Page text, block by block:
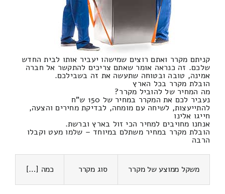
קניתם מקרר ואתם רוצים שמישהו יעביר אותו לבית החדש
שלכם. זה כנראה אומר שאתם צריכים להתקשר אל חברה
אמינה, טובה ובטוחה שתעשה את זה בשבילכם.
הובלת מקרר בכל הארץ
מה המחיר של להוביל מקרר?
נעביר לכם את המקרר במחיר של 150 ש"ח
להתייעצות, לשיחה עם מומחה, לבדיקת מחירים והצעה,
חייגו אלינו
אנחנו מחויבים למחיר הכי זול בארץ וברשת.
הובלת מקרר במחיר משתלם במיוחד – שלמו מעט וקבלו
הרבה
משקל ממוצע של מקרר סוג מקרר כמה […]